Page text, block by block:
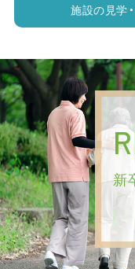
施設の見学
新